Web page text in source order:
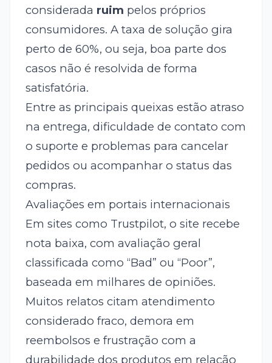
considerada ruim pelos próprios
consumidores. A taxa de solução gira
perto de 60%, ou seja, boa parte dos
casos não é resolvida de forma
satisfatória.
Entre as principais queixas estão atraso
na entrega, dificuldade de contato com
o suporte e problemas para cancelar
pedidos ou acompanhar o status das
compras.
Avaliações em portais internacionais
Em sites como Trustpilot, o site recebe
nota baixa, com avaliação geral
classificada como “Bad” ou “Poor”,
baseada em milhares de opiniões.
Muitos relatos citam atendimento
considerado fraco, demora em
reembolsos e frustração com a
durabilidade dos produtos em relação